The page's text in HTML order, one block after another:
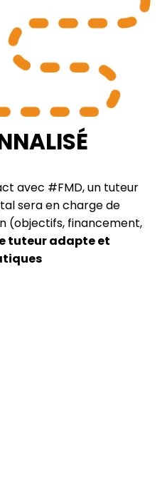
avec #FMD, un tuteur
sera en charge de
(objectifs, financement,
tuteur adapte et